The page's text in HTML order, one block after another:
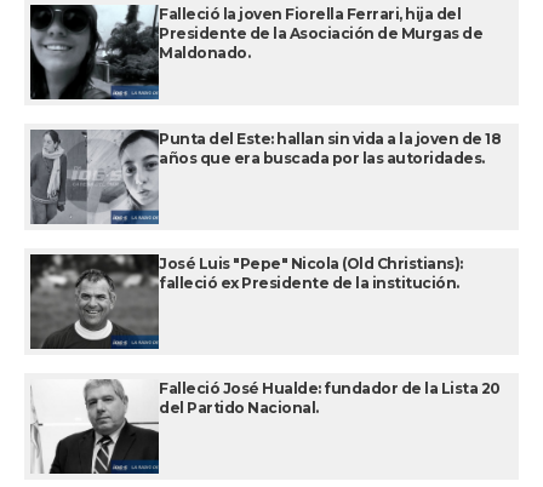
Falleció la joven Fiorella Ferrari, hija del
Presidente de la Asociación de Murgas de
Maldonado.
Punta del Este: hallan sin vida a la joven de 18
años que era buscada por las autoridades.
José Luis "Pepe" Nicola (Old Christians):
falleció ex Presidente de la institución.
Falleció José Hualde: fundador de la Lista 20
del Partido Nacional.